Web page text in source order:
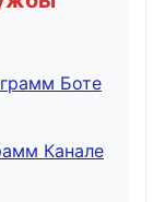
Боте
Канале